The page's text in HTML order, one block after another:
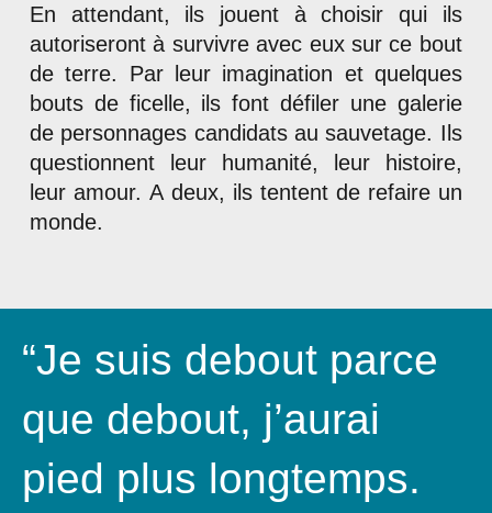
En attendant, ils jouent à choisir qui ils
autoriseront à survivre avec eux sur ce bout
de terre. Par leur imagination et quelques
bouts de ficelle, ils font défiler une galerie
de personnages candidats au sauvetage. Ils
questionnent leur humanité, leur histoire,
leur amour. A deux, ils tentent de refaire un
monde.
“Je suis debout parce
que debout, j’aurai
pied plus longtemps.